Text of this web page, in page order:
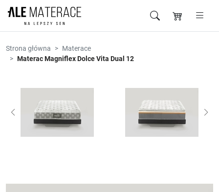
Przejdź do zawartości
Strona główna
Materace
Materac Magniflex Dolce Vita Dual 12